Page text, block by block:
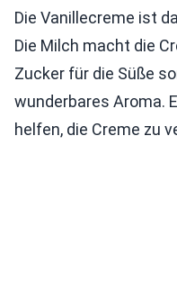
Die Vanillecreme ist
Die Milch macht die
Zucker für die Süße
wunderbares Aroma.
helfen, die Creme zu